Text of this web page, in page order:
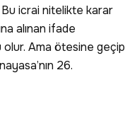
Bu icrai nitelikte karar
alınan ifade
olur. Ama ötesine geçip
26.